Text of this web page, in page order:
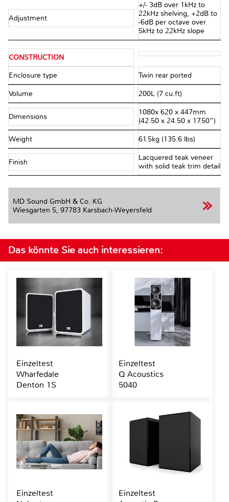
Adjustment
+/- 3dB over 1kHz to
22kHz shelving, +2dB to
-6dB per octave over
5kHz to 22kHz slope
CONSTRUCTION
Enclosure type Twin rear ported
Volume 200L (7 cu.ft)
Dimensions
1080x 620 x 447mm
(42.50 x 24.50 x 17.50”)
Weight 61.5kg (135.6 lbs)
Finish
Lacquered teak veneer
with solid teak trim detail
MD Sound GmbH & Co. KG
Wiesgarten 5, 97783 Karsbach-Weyersfeld
Das könnte Sie auch interessieren:
Einzeltest
Wharfedale
Denton 1S
Einzeltest
Q Acoustics
5040
Einzeltest
Einzeltest